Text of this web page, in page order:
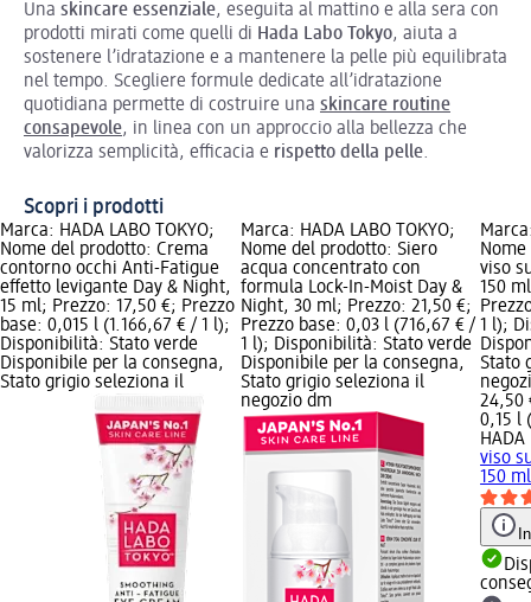
Una skincare essenziale, eseguita al mattino e alla sera con
prodotti mirati come quelli di Hada Labo Tokyo, aiuta a
sostenere l’idratazione e a mantenere la pelle più equilibrata
nel tempo. Scegliere formule dedicate all’idratazione
quotidiana permette di costruire una skincare routine
consapevole, in linea con un approccio alla bellezza che
valorizza semplicità, efficacia e rispetto della pelle.
Scopri i prodotti
Marca: HADA LABO TOKYO;
Nome del prodotto: Crema
contorno occhi Anti-Fatigue
effetto levigante Day & Night,
15 ml; Prezzo: 17,50 €; Prezzo
base: 0,015 l (1.166,67 € / 1 l);
Disponibilità: Stato verde
Disponibile per la consegna,
Stato grigio seleziona il
Marca: HADA LABO TOKYO;
Nome del prodotto: Siero
acqua concentrato con
formula Lock-In-Moist Day &
Night, 30 ml; Prezzo: 21,50 €;
Prezzo base: 0,03 l (716,67 € /
1 l); Disponibilità: Stato verde
Disponibile per la consegna,
Stato grigio seleziona il
negozio dm
viso
150
1 l);
Stato
24,50
0,15 l
HADA
viso
150 ml